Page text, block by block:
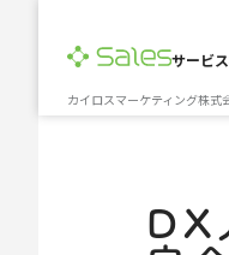
サービス
カイロスマーケティング株式
DX